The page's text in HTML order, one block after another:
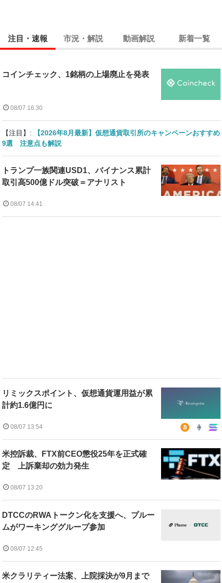
注目・速報 市況・解説 動画解説 新着一覧
コインチェック、1銘柄の上場廃止を発表
08/07 16:30
【注目】:
【2026年8月最新】仮想通貨取引所のキャンペーンおすすめ
9選 注意点も解説
トランプ一族関連USD1、バイナンス累計
取引高500億ドル突破＝アナリスト
08/07 14:41
リミックスポイント、仮想通貨運用益が累
計約1.6億円に
08/07 13:54
米控訴裁、FTX前CEO懲役25年を正式確
定 上訴棄却の効力発生
08/07 13:20
DTCCのRWAトークン化を支援へ、プルー
ムがワーキンググループ参加
08/07 12:45
米クラリティー法案、上院採決が9月まで